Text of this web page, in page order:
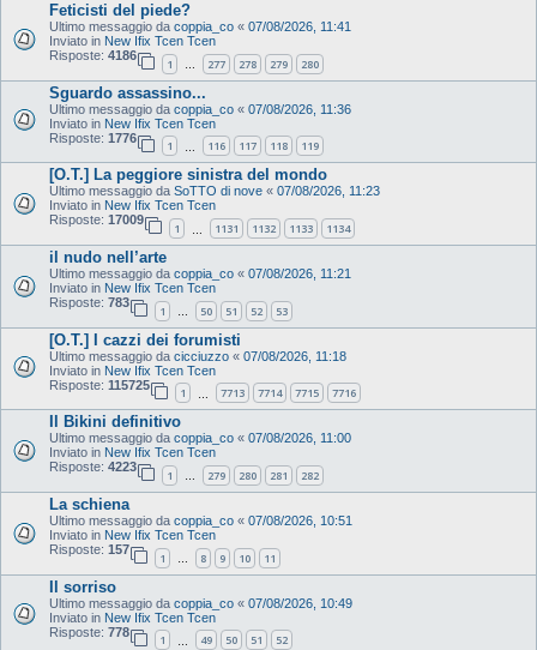
Feticisti del piede?
Ultimo messaggio da coppia_co « 07/08/2026, 11:41
Inviato in New Ifix Tcen Tcen
Risposte: 4186
1 … 277 278 279 280
Sguardo assassino...
Ultimo messaggio da coppia_co « 07/08/2026, 11:36
Inviato in New Ifix Tcen Tcen
Risposte: 1776
1 116 117 118 119
[O.T.] La peggiore sinistra del mondo
Ultimo messaggio da SoTTO di nove « 07/08/2026, 11:23
Inviato in New Ifix Tcen Tcen
Risposte: 17009
1 1131 1132 1133 1134
il nudo nell’arte
Ultimo messaggio da coppia_co « 07/08/2026, 11:21
Inviato in New Ifix Tcen Tcen
Risposte: 783
1 … 50 51 52 53
[O.T.] I cazzi dei forumisti
Ultimo messaggio da cicciuzzo « 07/08/2026, 11:18
Inviato in New Ifix Tcen Tcen
Risposte: 115725
1 7713 7714 7715 7716
Il Bikini definitivo
Ultimo messaggio da coppia_co « 07/08/2026, 11:00
Inviato in New Ifix Tcen Tcen
Risposte: 4223
1 … 279 280 281 282
La schiena
Ultimo messaggio da coppia_co « 07/08/2026, 10:51
Inviato in New Ifix Tcen Tcen
Risposte: 157
1 … 8 9 10 11
Il sorriso
Ultimo messaggio da coppia_co « 07/08/2026, 10:49
Inviato in New Ifix Tcen Tcen
Risposte: 778
1 49 50 51 52